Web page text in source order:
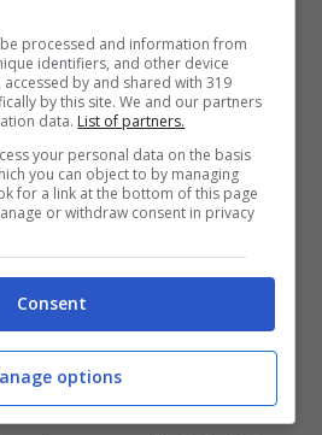
sfrutterà le
STLA Small,
CMP, già utilizzata da
processed and information from
identifiers, and other device
by and shared with 319
by this site. We and our partners
data. List of partners.
your personal data on the basis
you can object to by managing
for a link at the bottom of this page
or withdraw consent in privacy
Consent
options